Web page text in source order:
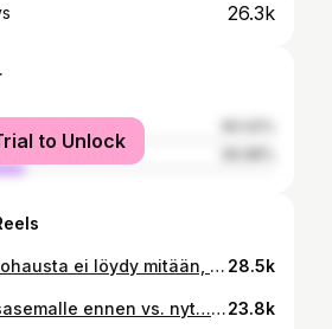
26.3k
to Unlock
Omaolon oirearviohausta ei löydy mitään, mikä viittaisi naisten sukuelimiin? Mutta miesten? No, katso itse. 28.5k
Kun soitit terveysasemalle ennen vs. nyt… 🫠📞23.8k